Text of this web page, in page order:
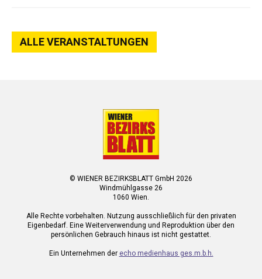
ALLE VERANSTALTUNGEN
© WIENER BEZIRKSBLATT GmbH 2026
Windmühlgasse 26
1060 Wien.
Alle Rechte vorbehalten. Nutzung ausschließlich für den privaten
Eigenbedarf. Eine Weiterverwendung und Reproduktion über den
persönlichen Gebrauch hinaus ist nicht gestattet.
Ein Unternehmen der echo medienhaus ges.m.b.h.